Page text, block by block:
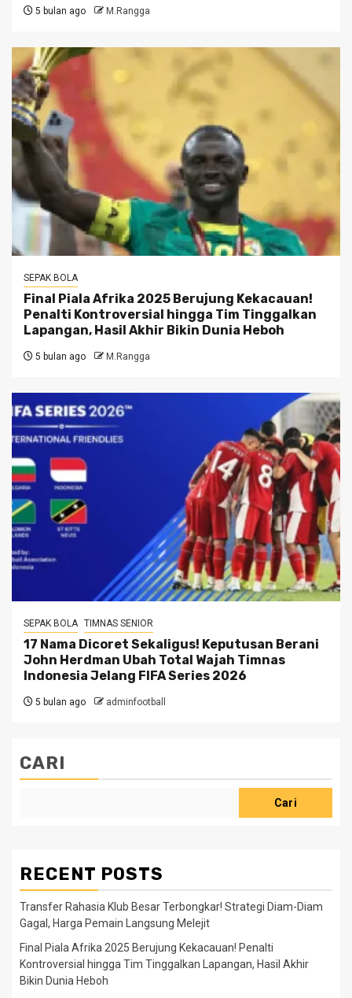
5 bulan ago M.Rangga
SEPAK BOLA
Final Piala Afrika 2025 Berujung Kekacauan!
Penalti Kontroversial hingga Tim Tinggalkan
Lapangan, Hasil Akhir Bikin Dunia Heboh
5 bulan ago M.Rangga
SEPAK BOLA TIMNAS SENIOR
17 Nama Dicoret Sekaligus! Keputusan Berani
John Herdman Ubah Total Wajah Timnas
Indonesia Jelang FIFA Series 2026
5 bulan ago adminfootball
CARI
Cari
RECENT POSTS
Transfer Rahasia Klub Besar Terbongkar! Strategi Diam-Diam
Gagal, Harga Pemain Langsung Melejit
Final Piala Afrika 2025 Berujung Kekacauan! Penalti
Kontroversial hingga Tim Tinggalkan Lapangan, Hasil Akhir
Bikin Dunia Heboh